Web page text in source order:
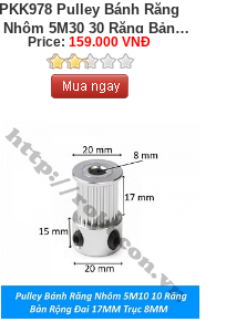
PKK978 Pulley Bánh Răng
Nhôm 5M30 30 Răng Bản
Rộng ...
Price:159.000 VNĐ